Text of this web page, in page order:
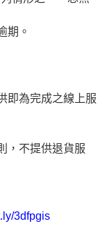
期。
即為完成之線上服
，不提供退貨服
3dfpgis